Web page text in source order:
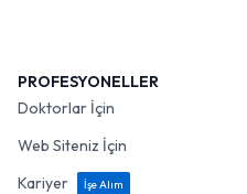
PROFESYONELLER
Doktorlar İçin
Web Siteniz İçin
Kariyer
İşe Alım